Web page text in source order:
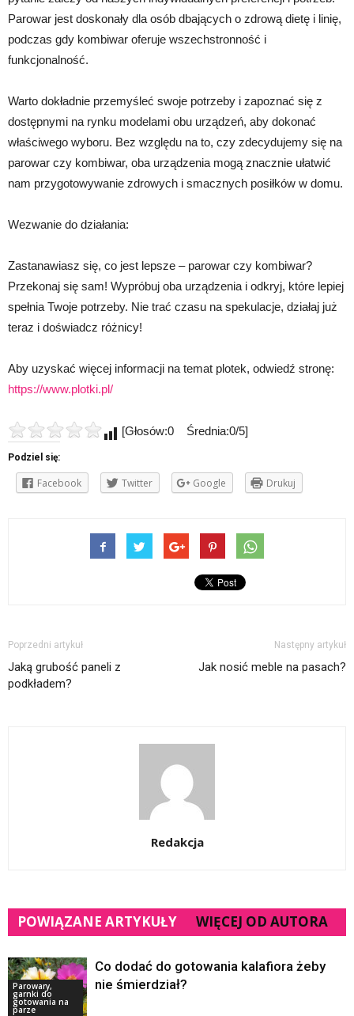
Parowar jest doskonały dla osób dbających o zdrową dietę i linię,
podczas gdy kombiwar oferuje wszechstronność i
funkcjonalność.
Warto dokładnie przemyśleć swoje potrzeby i zapoznać się z
dostępnymi na rynku modelami obu urządzeń, aby dokonać
właściwego wyboru. Bez względu na to, czy zdecydujemy się na
parowar czy kombiwar, oba urządzenia mogą znacznie ułatwić
nam przygotowywanie zdrowych i smacznych posiłków w domu.
Wezwanie do działania:
Zastanawiasz się, co jest lepsze – parowar czy kombiwar?
Przekonaj się sam! Wypróbuj oba urządzenia i odkryj, które lepiej
spełnia Twoje potrzeby. Nie trać czasu na spekulacje, działaj już
teraz i doświadcz różnicy!
Aby uzyskać więcej informacji na temat plotek, odwiedź stronę:
https://www.plotki.pl/
[Głosów:0 Średnia:0/5]
Podziel się:
Facebook Twitter Google Drukuj
Poprzedni artykuł
Jaką grubość paneli z
podkładem?
Następny artykuł
Jak nosić meble na pasach?
Redakcja
POWIĄZANE ARTYKUŁY WIĘCEJ OD AUTORA
Parowary,
garnki do
gotowania na
parze
Co dodać do gotowania kalafiora żeby
nie śmierdział?